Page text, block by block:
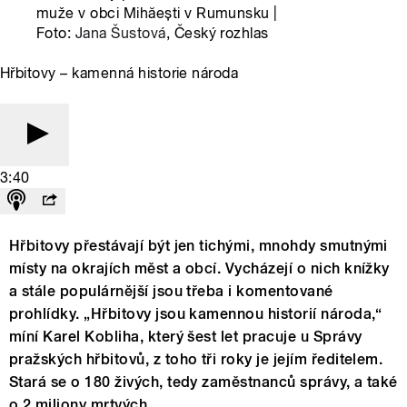
muže v obci Mihăeşti v Rumunsku |
Foto: Jana Šustová, Český rozhlas
Hřbitovy – kamenná historie národa
3:40
Hřbitovy přestávají být jen tichými, mnohdy smutnými
místy na okrajích měst a obcí. Vycházejí o nich knížky
a stále populárnější jsou třeba i komentované
prohlídky. „Hřbitovy jsou kamennou historií národa,“
míní Karel Kobliha, který šest let pracuje u Správy
pražských hřbitovů, z toho tři roky je jejím ředitelem.
Stará se o 180 živých, tedy zaměstnanců správy, a také